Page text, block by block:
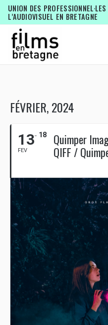
UNION DES
L’AUDIOVISUEL EN BRETAGNE
FÉVRIER, 2024
13
FEV
18
Quimper
QIFF /